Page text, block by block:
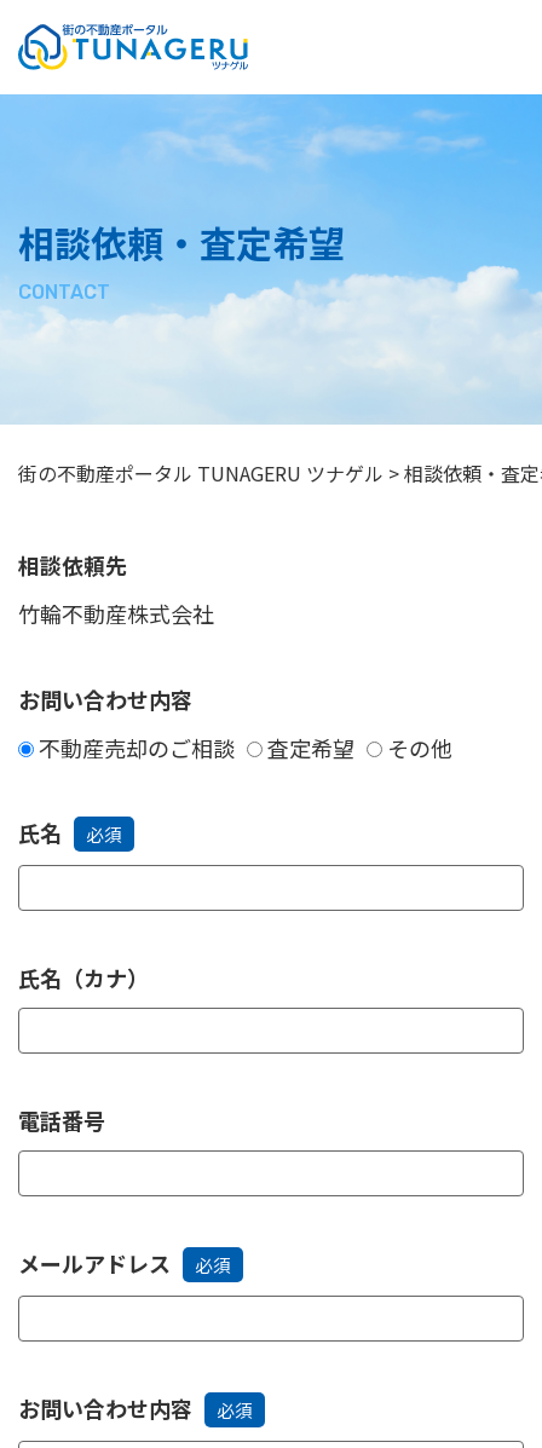
お問い合わせ
プライバシーポリシー
相談依頼・査定希望
CONTACT
街の不動産ポータル TUNAGERU ツナゲル >相談依頼・査
相談依頼先
お問い合わせ内容
不動産売却のご相談
査定希望 その他
氏名 必須
氏名（カナ）
電話番号
メールアドレス 必須
お問い合わせ内容 必須